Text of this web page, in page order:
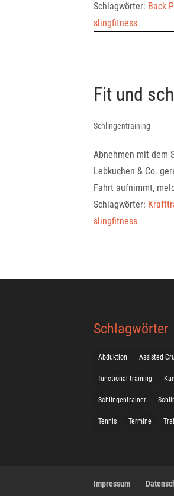
Schlagwörter: Back
slingfitness
Fit und
Schlingentraining
Abnehmen mit dem
Lebkuchen & Co.
Fahrt aufnimmt,
Schlagwörter:
slingfitness
Schlagwörter
Abduktion Assisted
functional training
Schlingentrainer
Tennis Termine
Impressum